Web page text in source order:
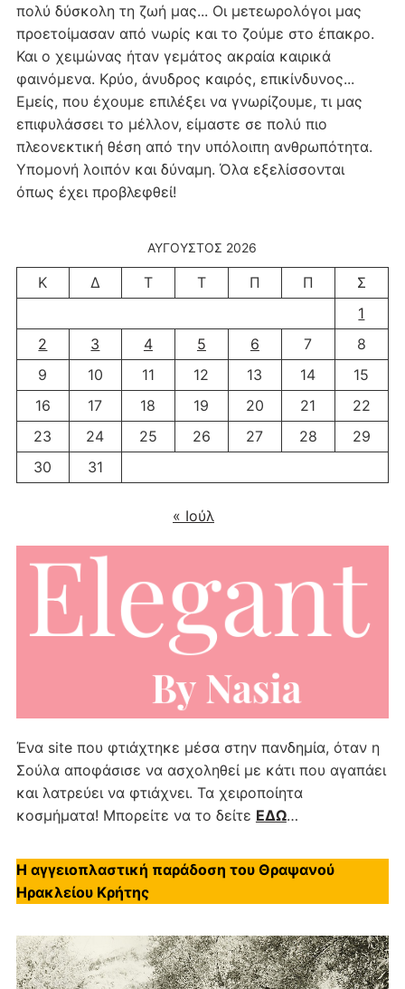
πολύ δύσκολη τη ζωή μας... Οι μετεωρολόγοι μας
προετοίμασαν από νωρίς και το ζούμε στο έπακρο.
Και ο χειμώνας ήταν γεμάτος ακραία καιρικά
φαινόμενα. Κρύο, άνυδρος καιρός, επικίνδυνος...
Εμείς, που έχουμε επιλέξει να γνωρίζουμε, τι μας
επιφυλάσσει το μέλλον, είμαστε σε πολύ πιο
πλεονεκτική θέση από την υπόλοιπη ανθρωπότητα.
Υπομονή λοιπόν και δύναμη. Όλα εξελίσσονται
όπως έχει προβλεφθεί!
ΑΎΓΟΥΣΤΟΣ 2026
Κ Δ Τ Τ Π Π
Σ
1
2
3 4 5 6 7
8
9
10 11 12 13 14
15
16
17 18 19 20 21
22
23
24 25 26 27 28
29
30
31
« Ιούλ
Ένα site που φτιάχτηκε μέσα στην πανδημία, όταν η
Σούλα αποφάσισε να ασχοληθεί με κάτι που αγαπάει
και λατρεύει να φτιάχνει. Τα χειροποίητα
κοσμήματα! Μπορείτε να το δείτε ΕΔΩ…
Η αγγειοπλαστική παράδοση του Θραψανού
Ηρακλείου Κρήτης